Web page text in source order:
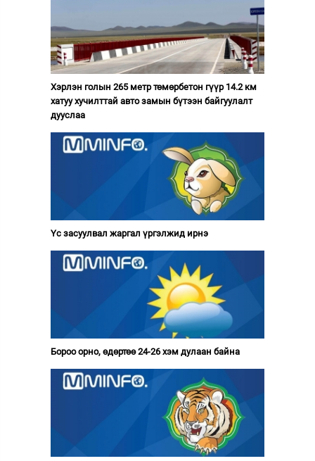
Хэрлэн голын 265 метр төмөрбетон гүүр 14.2 км
хатуу хучилттай авто замын бүтээн байгуулалт
дууслаа
Үс засуулвал жаргал үргэлжид ирнэ
Бороо орно, өдөртөө 24-26 хэм дулаан байна